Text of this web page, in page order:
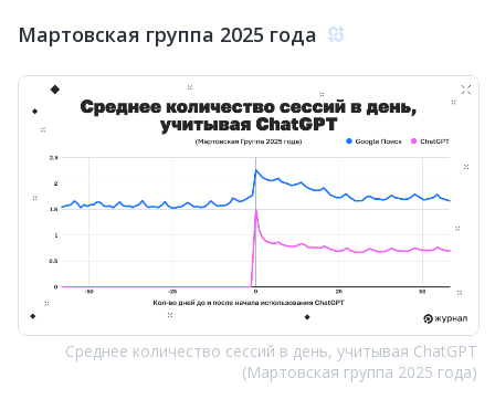
Мартовская группа 2025 года
Среднее количество сессий в день, учитывая ChatGPT
(Мартовская группа 2025 года)